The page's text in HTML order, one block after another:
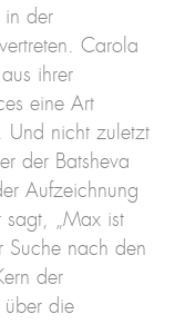
in der
Carola
ihrer
eine Art
Und nicht zuletzt
der Batsheva
Aufzeichnung
sagt, „Max ist
Suche nach den
der
über die